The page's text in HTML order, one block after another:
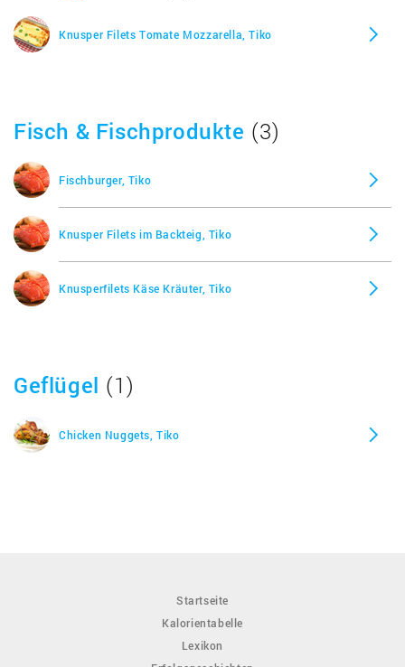
Knusper Filets Tomate Mozzarella, Tiko
Fisch & Fischprodukte (3)
Fischburger, Tiko
Knusper Filets im Backteig, Tiko
Knusperfilets Käse Kräuter, Tiko
Geflügel (1)
Chicken Nuggets, Tiko
Startseite
Kalorientabelle
Lexikon